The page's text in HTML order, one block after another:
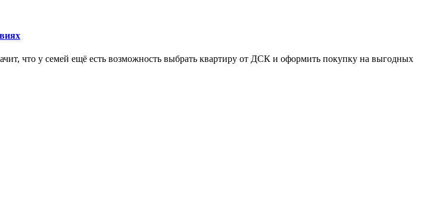
что у семей ещё есть возможность выбрать квартиру от ДСК и оформить покупку на выгодных